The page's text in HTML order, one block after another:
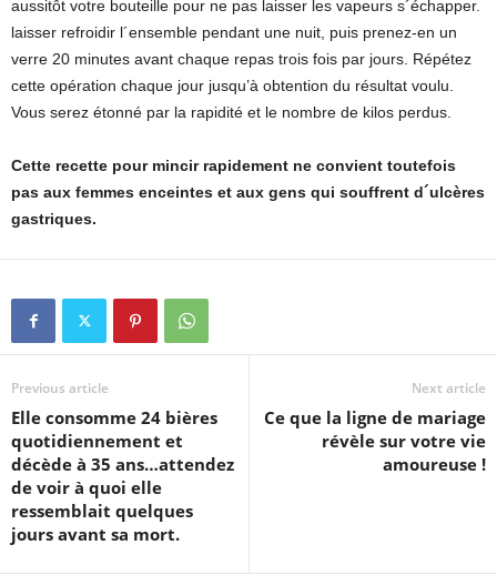
aussitôt votre bouteille pour ne pas laisser les vapeurs s´échapper.
laisser refroidir l´ensemble pendant une nuit, puis prenez-en un
verre 20 minutes avant chaque repas trois fois par jours. Répétez
cette opération chaque jour jusqu’à obtention du résultat voulu.
Vous serez étonné par la rapidité et le nombre de kilos perdus.
Cette recette pour mincir rapidement ne convient toutefois
pas aux femmes enceintes et aux gens qui souffrent d´ulcères
gastriques.
Previous article
Elle consomme 24 bières
quotidiennement et
décède à 35 ans…attendez
de voir à quoi elle
ressemblait quelques
jours avant sa mort.
Next article
Ce que la ligne de mariage
révèle sur votre vie
amoureuse !